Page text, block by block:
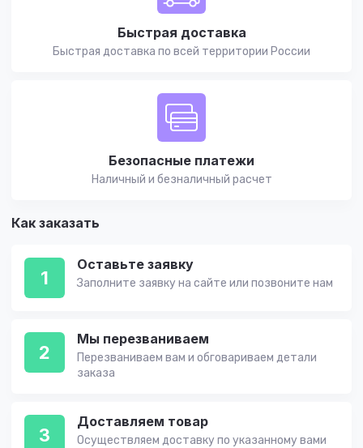
Быстрая доставка
Быстрая доставка по всей территории России
Безопасные платежи
Наличный и безналичный расчет
Как заказать
1
Оставьте заявку
Заполните заявку на сайте или позвоните нам
2
Мы перезваниваем
Перезваниваем вам и обговариваем детали
заказа
3
Доставляем товар
Осуществляем доставку по указанному вами